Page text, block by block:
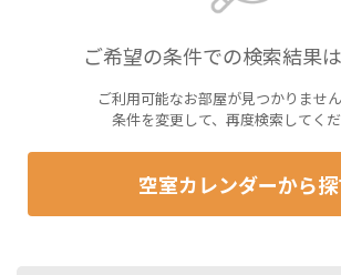
ご希望の条件での検索結果
ご利用可能なお部屋が見つかりません
条件を変更して、再度検索してくだ
空室カレンダーから